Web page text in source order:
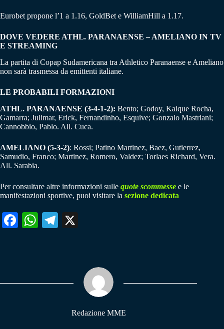
Eurobet propone l’1 a 1.16, GoldBet e WilliamHill a 1.17.
DOVE VEDERE ATHL. PARANAENSE – AMELIANO IN TV
E STREAMING
La partita di Copap Sudamericana tra Athletico Paranaense e Ameliano
non sarà trasmessa da emittenti italiane.
LE PROBABILI FORMAZIONI
ATHL. PARANAENSE (3-4-1-2): Bento; Godoy, Kaique Rocha,
Gamarra; Julimar, Erick, Fernandinho, Esquive; Gonzalo Mastriani;
Cannobbio, Pablo. All. Cuca.
AMELIANO (5-3-2): Rossi; Patino Martinez, Baez, Gutierrez,
Samudio, Franco; Martinez, Romero, Valdez; Torlaes Richard, Vera.
All. Sarabia.
Per consultare altre informazioni sulle quote scommesse e le
manifestazioni sportive, puoi visitare la sezione dedicata
Fa W
pp
Te
m
Redazione MME